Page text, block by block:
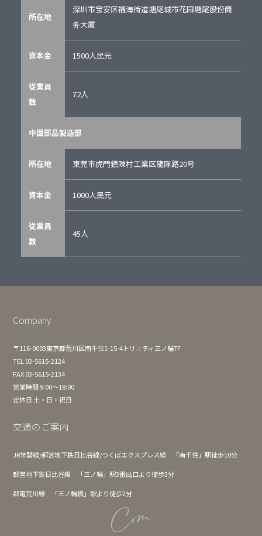
所在地
深圳市宝安区福海街道塘尾城市花园塘尾股份商
务大厦
資本金 1500人民元
従業員
数
72人
中国部品製造部
所在地 東莞市虎門鎮陳村工業区龍隊路20号
資本金 1000人民元
従業員
数
45人
Company
〒116-0003東京都荒川区南千住1-15-4トリニティ三ノ輪7F
TEL 03-5615-2124
FAX 03-5615-2134
営業時間 9:00〜18:00
定休日 土・日・祝日
交通のご案内
JR常磐線/都営地下鉄日比谷線/つくばエクスプレス線 「南千住」駅徒歩10分
都営地下鉄日比谷線 「三ノ輪」駅3番出口より徒歩3分
都電荒川線 「三ノ輪橋」駅より徒歩2分